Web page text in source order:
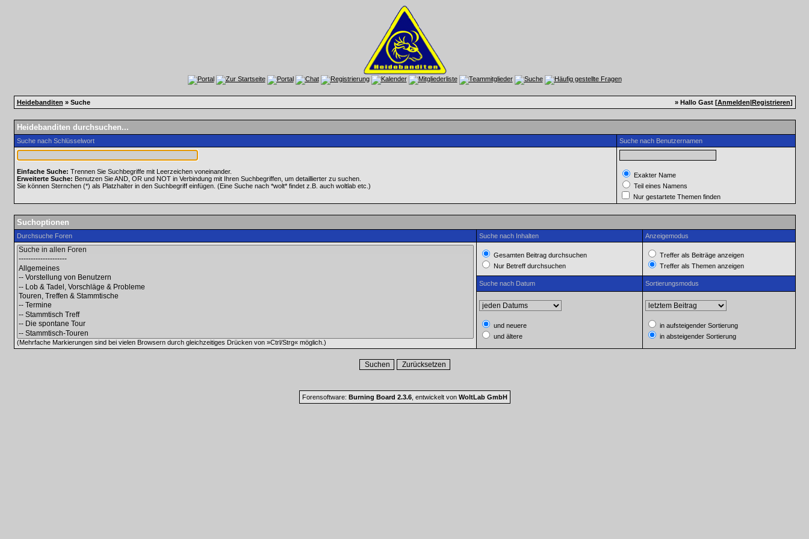
Heidebanditen » Suche » Hallo Gast [Anmelden|Registrieren]
Heidebanditen durchsuchen...
Suche nach Schlüsselwort Suche nach Benutzernamen
Einfache Suche: Trennen Sie Suchbegriffe mit Leerzeichen voneinander.
Erweiterte Suche: Benutzen Sie AND, OR und NOT in Verbindung mit Ihren Suchbegriffen, um detaillierter zu suchen.
Sie können Sternchen (*) als Platzhalter in den Suchbegriff einfügen. (Eine Suche nach *wolt* findet z.B. auch woltlab etc.)
Exakter Name
Teil eines Namens
Nur gestartete Themen finden
Suchoptionen
Durchsuche Foren Suche nach Inhalten Anzeigemodus
(Mehrfache Markierungen sind bei vielen Browsern durch gleichzeitiges Drücken von »Ctrl/Strg« möglich.)
Gesamten Beitrag durchsuchen
Nur Betreff durchsuchen
Treffer als Beiträge anzeigen
Treffer als Themen anzeigen
Suche nach Datum Sortierungsmodus
und neuere
und ältere
in aufsteigender Sortierung
in absteigender Sortierung
Forensoftware: Burning Board 2.3.6, entwickelt von WoltLab GmbH